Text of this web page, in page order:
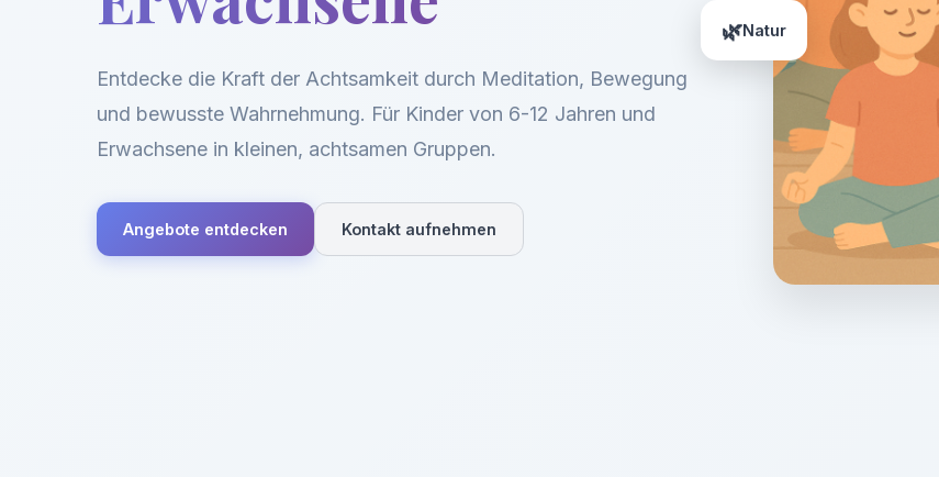
Entdecke die Kraft der Achtsamkeit durch Meditation, Bewegung
und bewusste Wahrnehmung. Für Kinder von 6-12 Jahren und
Erwachsene in kleinen, achtsamen Gruppen.
Angebote entdecken Kontakt aufnehmen
🌿Natur